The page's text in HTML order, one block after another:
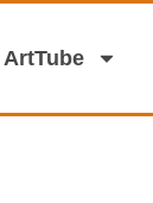
АrtTube